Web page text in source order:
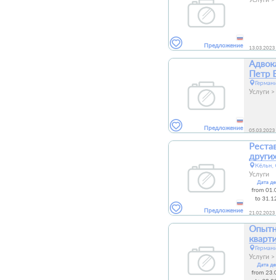
Предложение 13.03.2023
Предложение
Петр
Услуги
05.03.2023
Предложение
Кёльн,
Услуги
Дата
from
to
21.02.2023
Услуги
Дата
from